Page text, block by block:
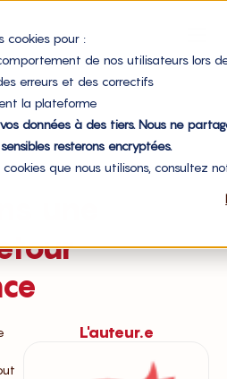
cookies pour :
de nos utilisateurs lors
erreurs et des correctifs
la plateforme
données à des tiers. Nous ne
resterons encryptées.
que nous utilisons, consultez
L'auteur.e